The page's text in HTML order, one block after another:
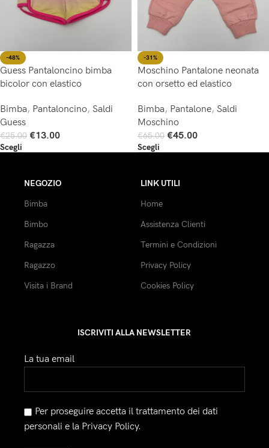
-48%
Guess Pantaloncino bimba
bicolor con elastico
Bimba, Pantaloncino, Saldi
Guess
€25.00 €13.00
Scegli
-31%
Moschino Pantalone neonata
con orsetto ed elastico
Bimba, Pantalone, Saldi
Moschino
€65.00 €45.00
Scegli
NEGOZIO
Bimba
Bimbo
Ragazza
Ragazzo
Visita i Brand
LINK UTILI
Home
Assistenza Clienti
Termini e Condizioni
Privacy Policy
Cookies Policy
ISCRIVITI ALLA NEWSLETTER
La tua email
Per proseguire accetta il trattamento dei dati
personali e la Privacy Policy.